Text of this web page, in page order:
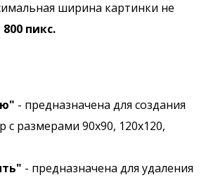
ширина картинки не
800 пикс.
- предназначена для создания
размерами 90х90, 120х120,
- предназначена для удаления